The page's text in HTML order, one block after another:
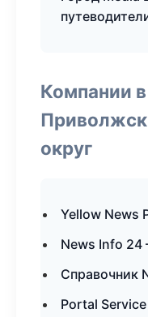
Компании
округ
Yellow News
News Info 24
Справочник
Portal